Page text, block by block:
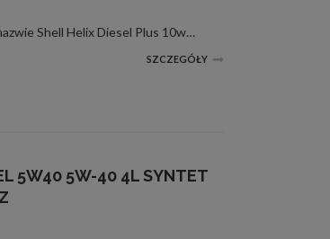
Shell Helix diesel HX7 10W40zastąpił olej o nazwie Shell Helix Diesel Plus 10w40 Zapewnia doskonałą ochronę silnika i wydłuża jego żywotność. Dzięki zastosowaniu specjalnego pakietu dodatków, olej ten zachowuje niezmienne właściwości oraz skutecznie us...
SZCZEGÓŁY
5W40 5W-40 4L SYNTET